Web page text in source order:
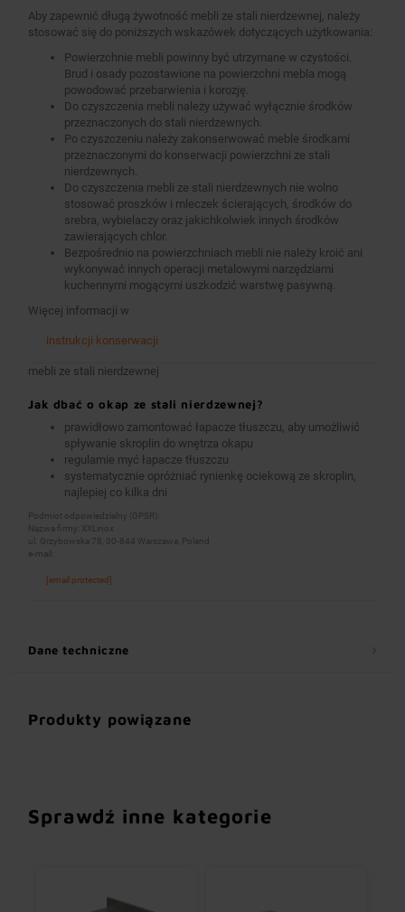
Aby zapewnić długą żywotność mebli ze stali nierdzewnej, należy
stosować się do poniższych wskazówek dotyczących użytkowania:
Powierzchnie mebli powinny być utrzymane w czystości.
Brud i osady pozostawione na powierzchni mebla mogą
powodować przebarwienia i korozję.
Do czyszczenia mebli należy używać wyłącznie środków
przeznaczonych do stali nierdzewnych.
Po czyszczeniu należy zakonserwować meble środkami
przeznaczonymi do konserwacji powierzchni ze stali
nierdzewnych.
Do czyszczenia mebli ze stali nierdzewnych nie wolno
stosować proszków i mleczek ścierających, środków do
srebra, wybielaczy oraz jakichkolwiek innych środków
zawierających chlor.
Bezpośrednio na powierzchniach mebli nie należy kroić ani
wykonywać innych operacji metalowymi narzędziami
kuchennymi mogącymi uszkodzić warstwę pasywną.
Więcej informacji w
instrukcji konserwacji
mebli ze stali nierdzewnej
Jak dbać o okap ze stali nierdzewnej?
prawidłowo zamontować łapacze tłuszczu, aby umożliwić
spływanie skroplin do wnętrza okapu
regularnie myć łapacze tłuszczu
systematycznie opróżniać rynienkę ociekową ze skroplin,
najlepiej co kilka dni
Podmiot odpowiedzialny (GPSR):
Nazwa firmy: XXLinox
ul. Grzybowska 78, 00-844 Warszawa, Poland
e-mail:
[email protected]
Dane techniczne
Produkty powiązane
Sprawdź inne kategorie